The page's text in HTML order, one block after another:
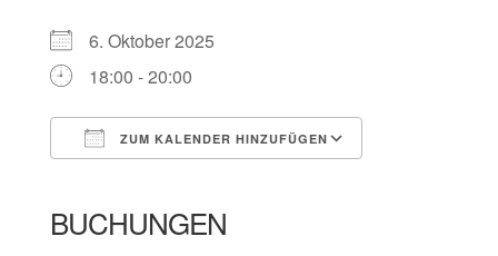
6. Oktober 2025
18:00 - 20:00
ZUM KALENDER HINZUFÜGEN
BUCHUNGEN